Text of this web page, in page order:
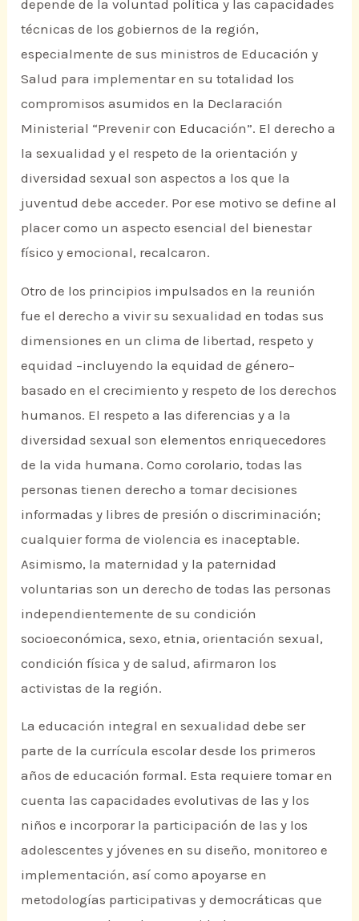
depende de la voluntad política y las capacidades
técnicas de los gobiernos de la región,
especialmente de sus ministros de Educación y
Salud para implementar en su totalidad los
compromisos asumidos en la Declaración
Ministerial “Prevenir con Educación”. El derecho a
la sexualidad y el respeto de la orientación y
diversidad sexual son aspectos a los que la
juventud debe acceder. Por ese motivo se define al
placer como un aspecto esencial del bienestar
físico y emocional, recalcaron.
Otro de los principios impulsados en la reunión
fue el derecho a vivir su sexualidad en todas sus
dimensiones en un clima de libertad, respeto y
equidad –incluyendo la equidad de género–
basado en el crecimiento y respeto de los derechos
humanos. El respeto a las diferencias y a la
diversidad sexual son elementos enriquecedores
de la vida humana. Como corolario, todas las
personas tienen derecho a tomar decisiones
informadas y libres de presión o discriminación;
cualquier forma de violencia es inaceptable.
Asimismo, la maternidad y la paternidad
voluntarias son un derecho de todas las personas
independientemente de su condición
socioeconómica, sexo, etnia, orientación sexual,
condición física y de salud, afirmaron los
activistas de la región.
La educación integral en sexualidad debe ser
parte de la currícula escolar desde los primeros
años de educación formal. Esta requiere tomar en
cuenta las capacidades evolutivas de las y los
niños e incorporar la participación de las y los
adolescentes y jóvenes en su diseño, monitoreo e
implementación, así como apoyarse en
metodologías participativas y democráticas que